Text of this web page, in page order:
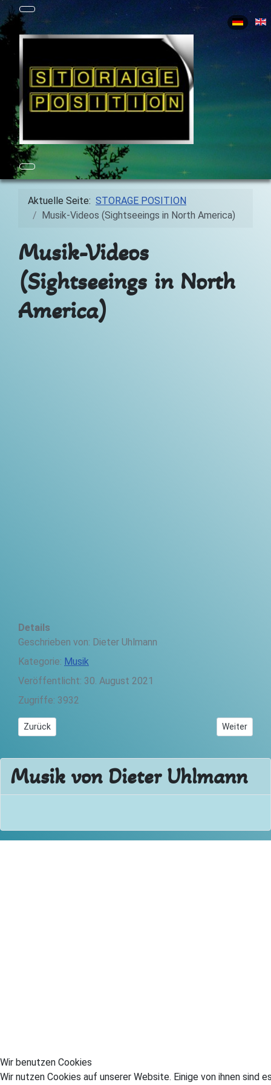
Sprache
Aktuelle Seite: STORAGE POSITION
Musik-Videos (Sightseeings in North America)
Musik-Videos
(Sightseeings in North
America)
Details
Geschrieben von: Dieter Uhlmann
Kategorie: Musik
Veröffentlicht: 30. August 2021
Zugriffe: 3932
Vorheriger Beitrag: Musik-Videos (Impressive New Zealand)
Zurück Nächster
Weiter
Musik von Dieter Uhlmann
Wir benutzen Cookies
Wir nutzen Cookies auf unserer Website. Einige von ihnen sind